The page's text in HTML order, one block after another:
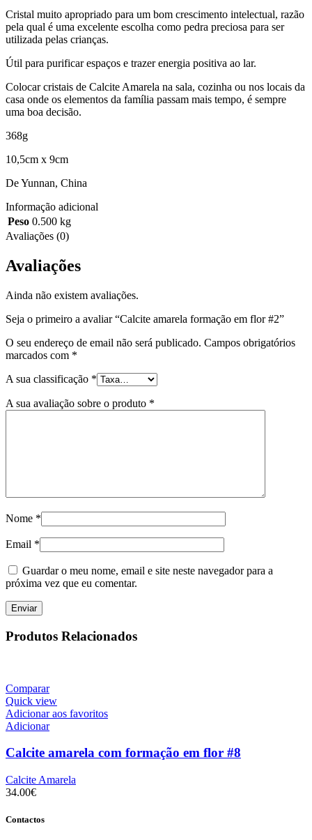
Cristal muito apropriado para um bom crescimento intelectual, razão
pela qual é uma excelente escolha como pedra preciosa para ser
utilizada pelas crianças.
Útil para purificar espaços e trazer energia positiva ao lar.
Colocar cristais de Calcite Amarela na sala, cozinha ou nos locais da
casa onde os elementos da família passam mais tempo, é sempre
uma boa decisão.
368g
10,5cm x 9cm
De Yunnan, China
Informação adicional
Peso 0.500 kg
Avaliações (0)
Avaliações
Ainda não existem avaliações.
Seja o primeiro a avaliar “Calcite amarela formação em flor #2”
O seu endereço de email não será publicado. Campos obrigatórios
marcados com *
A sua classificação *
A sua avaliação sobre o produto *
Nome *
Email *
Guardar o meu nome, email e site neste navegador para a
próxima vez que eu comentar.
Produtos Relacionados
Comparar
Quick view
Adicionar aos favoritos
Adicionar
Calcite amarela com formação em flor #8
Calcite Amarela
34.00€
Contactos